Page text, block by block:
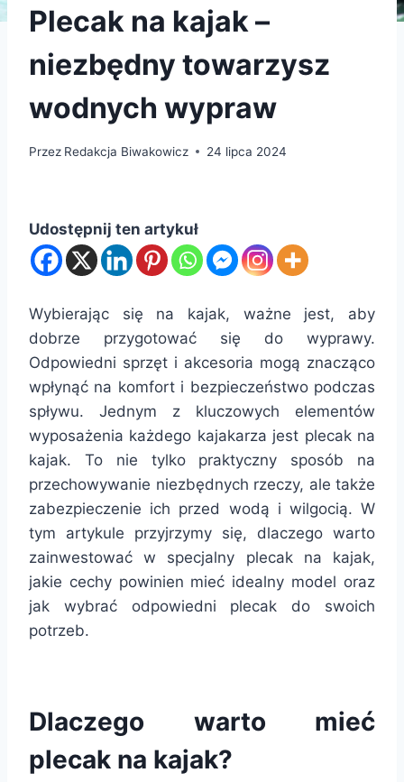
Plecak na kajak –
niezbędny towarzysz
wodnych wypraw
Przez Redakcja Biwakowicz 24 lipca 2024
Udostępnij ten artykuł
Wybierając się na kajak, ważne jest, aby
dobrze przygotować się do wyprawy.
Odpowiedni sprzęt i akcesoria mogą znacząco
wpłynąć na komfort i bezpieczeństwo podczas
spływu. Jednym z kluczowych elementów
wyposażenia każdego kajakarza jest plecak na
kajak. To nie tylko praktyczny sposób na
przechowywanie niezbędnych rzeczy, ale także
zabezpieczenie ich przed wodą i wilgocią. W
tym artykule przyjrzymy się, dlaczego warto
zainwestować w specjalny plecak na kajak,
jakie cechy powinien mieć idealny model oraz
jak wybrać odpowiedni plecak do swoich
potrzeb.
Dlaczego warto mieć
plecak na kajak?